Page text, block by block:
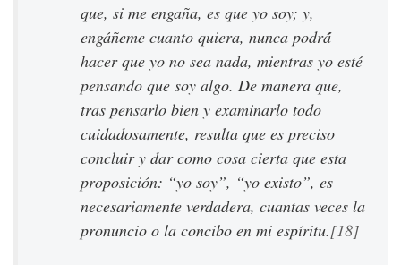
que, si me engaña, es que yo soy; y,
engáñeme cuanto quiera, nunca podrá́
hacer que yo no sea nada, mientras yo esté
pensando que soy algo. De manera que,
tras pensarlo bien y examinarlo todo
cuidadosamente, resulta que es preciso
concluir y dar como cosa cierta que esta
proposición: “yo soy”, “yo existo”, es
necesariamente verdadera, cuantas veces la
pronuncio o la concibo en mi espíritu.[18]